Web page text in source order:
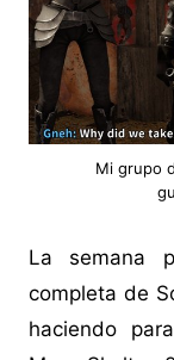
Mi grupo
La semana
completa de
haciendo